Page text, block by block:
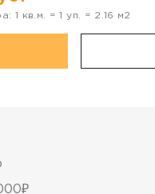
1 кв.м. =1 уп. = 2.16 м2